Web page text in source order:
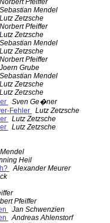
Norbert Pfeiffer
Sebastian Mendel
Lutz Zetzsche
Norbert Pfeiffer
Lutz Zetzsche
Sebastian Mendel
Lutz Zetzsche
Norbert Pfeiffer
Joern Grube
Sebastian Mendel
Lutz Zetzsche
Lutz Zetzsche
Sven Ge�ner
Fehler
Lutz Zetzsche
Lutz Zetzsche
Lutz Zetzsche
Heil
Alexander Meurer
Pfeiffer
Jan Schwenzien
Andreas Ahlenstorf